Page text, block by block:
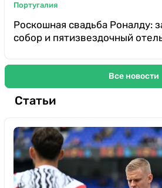
Португалия
Роскошная свадьба Роналду:
собор и пятизвездочный
Все новости
Статьи